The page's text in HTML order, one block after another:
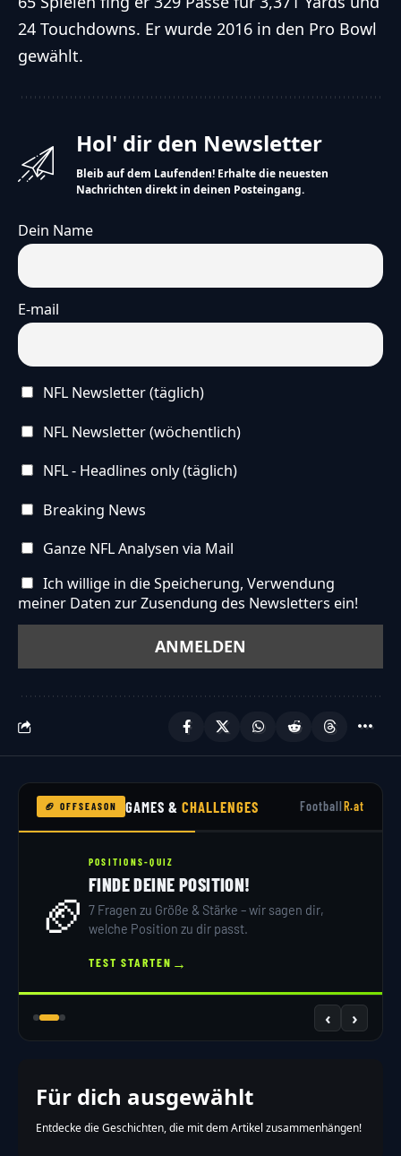
24 Touchdowns. Er wurde 2016 in den Pro Bowl
gewählt.
Hol' dir den Newsletter
Bleib auf dem Laufenden! Erhalte die neuesten
Nachrichten direkt in deinen Posteingang.
Dein Name
E-mail
NFL Newsletter (täglich)
NFL Newsletter (wöchentlich)
NFL - Headlines only (täglich)
Breaking News
Ganze NFL Analysen via Mail
Ich willige in die Speicherung, Verwendung
meiner Daten zur Zusendung des Newsletters ein!
🏈 OFFSEASON GAMES &CHALLENGES FootballR.at
🏈
POSITIONS-QUIZ
FINDE DEINE POSITION!
7 Fragen zu Größe & Stärke – wir sagen dir,
welche Position zu dir passt.
TEST STARTEN →
‹ ›
Für dich ausgewählt
Entdecke die Geschichten, die mit dem Artikel zusammenhängen!